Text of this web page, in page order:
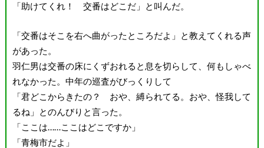
「助けてくれ！ 交番はどこだ」と叫んだ。
「交番はそこを右へ曲がったところだよ」と教えてくれる声
があった。
羽仁男は交番の床にくずおれると息を切らして、何もしゃべ
れなかった。中年の巡査がびっくりして
「君どこからきたの？ おや、縛られてる。おや、怪我して
るね」とのんびりと言った。
「ここは……ここはどこですか」
「青梅市だよ」